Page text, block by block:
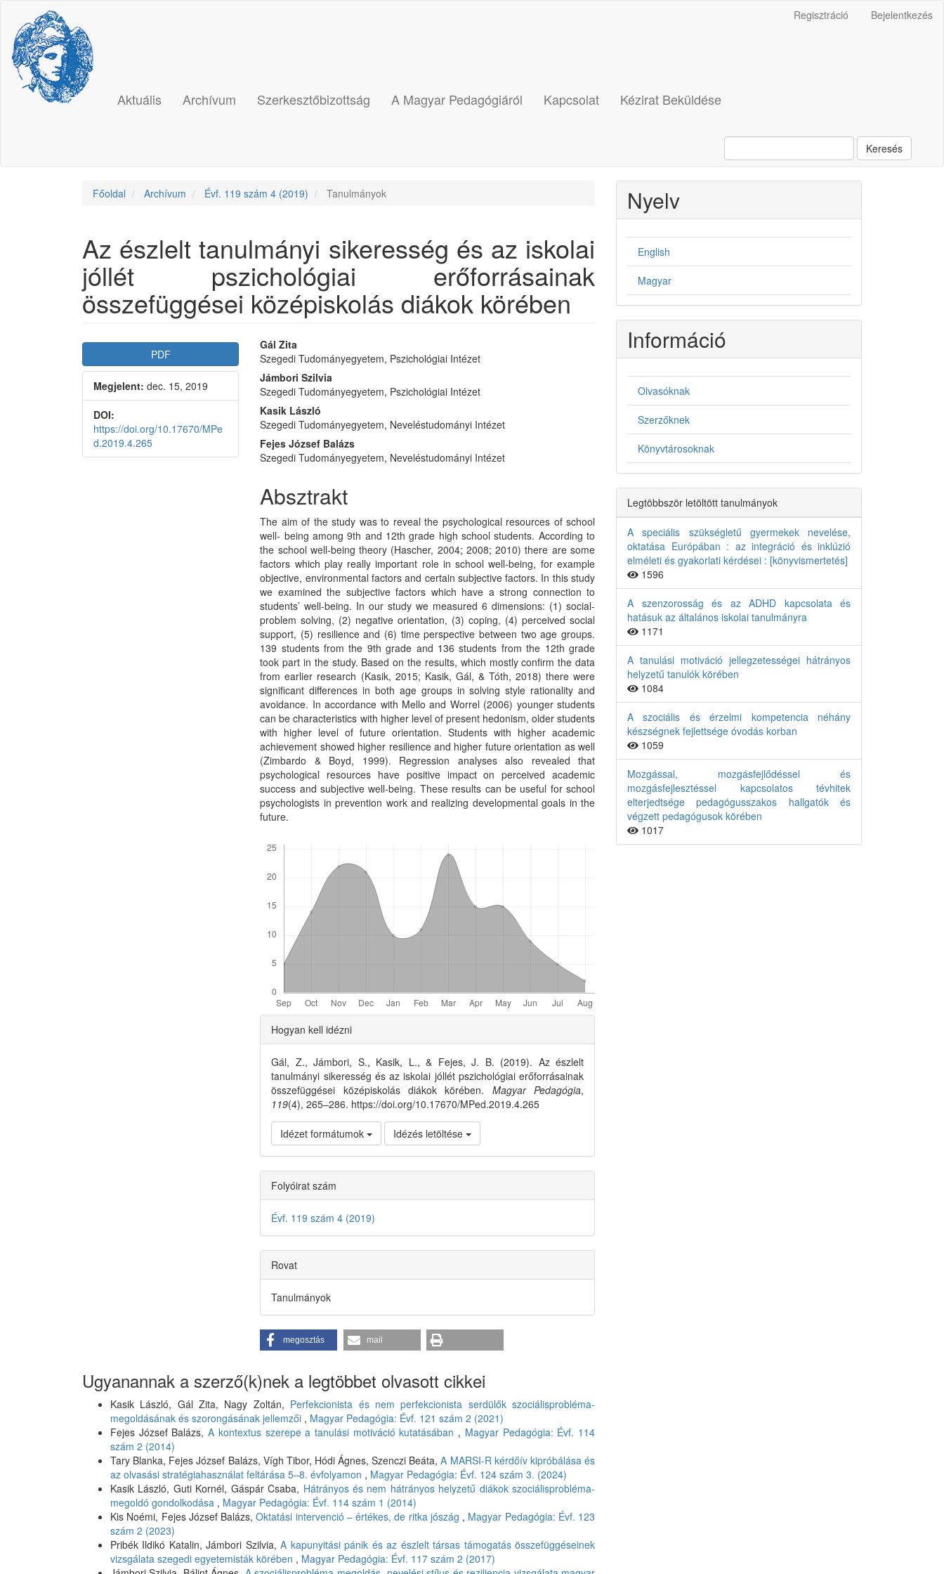
Navigation
Main
Content
Sidebar
Regisztráció Bejelentkezés
Aktuális Archívum Szerkesztőbizottság A Magyar Pedagógiáról Kapcsolat Kézirat Beküldése
Keresés
Főoldal Archívum Évf. 119 szám 4 (2019) Tanulmányok
Az észlelt tanulmányi sikeresség és az iskolai
jóllét pszichológiai erőforrásainak
összefüggései középiskolás diákok körében
Article
Sidebar
PDF
Megjelent: dec. 15, 2019
DOI:
https://doi.org/10.17670/MPe
d.2019.4.265
Main
Article
Content
Gál Zita
Szegedi Tudományegyetem, Pszichológiai Intézet
Jámbori Szilvia
Szegedi Tudományegyetem, Pszichológiai Intézet
Kasik László
Szegedi Tudományegyetem, Neveléstudományi Intézet
Fejes József Balázs
Szegedi Tudományegyetem, Neveléstudományi Intézet
Absztrakt
The aim of the study was to reveal the psychological resources of school
well- being among 9th and 12th grade high school students. According to
the school well-being theory (Hascher, 2004; 2008; 2010) there are some
factors which play really important role in school well-being, for example
objective, environmental factors and certain subjective factors. In this study
we examined the subjective factors which have a strong connection to
students’ well-being. In our study we measured 6 dimensions: (1) social-
problem solving, (2) negative orientation, (3) coping, (4) perceived social
support, (5) resilience and (6) time perspective between two age groups.
139 students from the 9th grade and 136 students from the 12th grade
took part in the study. Based on the results, which mostly confirm the data
from earlier research (Kasik, 2015; Kasik, Gál, & Tóth, 2018) there were
significant differences in both age groups in solving style rationality and
avoidance. In accordance with Mello and Worrel (2006) younger students
can be characteristics with higher level of present hedonism, older students
with higher level of future orientation. Students with higher academic
achievement showed higher resilience and higher future orientation as well
(Zimbardo & Boyd, 1999). Regression analyses also revealed that
psychological resources have positive impact on perceived academic
success and subjective well-being. These results can be useful for school
psychologists in prevention work and realizing developmental goals in the
future.
Article
Details
Hogyan kell idézni
Gál, Z., Jámbori, S., Kasik, L., & Fejes, J. B. (2019). Az észlelt
tanulmányi sikeresség és az iskolai jóllét pszichológiai erőforrásainak
összefüggései középiskolás diákok körében. Magyar Pedagógia,
119(4), 265–286. https://doi.org/10.17670/MPed.2019.4.265
Idézet formátumok Idézés letöltése
Folyóirat szám
Évf. 119 szám 4 (2019)
Rovat
Tanulmányok
megosztás mail
Ugyanannak a szerző(k)nek a legtöbbet olvasott cikkei
Kasik László, Gál Zita, Nagy Zoltán, Perfekcionista és nem perfekcionista serdülők szociálisprobléma-
megoldásának és szorongásának jellemzői , Magyar Pedagógia: Évf. 121 szám 2 (2021)
Fejes József Balázs,A kontextus szerepe a tanulási motiváció kutatásában , Magyar Pedagógia: Évf. 114
szám 2 (2014)
Tary Blanka, Fejes József Balázs, Vígh Tibor, Hódi Ágnes, Szenczi Beáta,A MARSI-R kérdőív kipróbálása és
az olvasási stratégiahasználat feltárása 5–8. évfolyamon , Magyar Pedagógia: Évf. 124 szám 3. (2024)
Kasik László, Guti Kornél, Gáspár Csaba, Hátrányos és nem hátrányos helyzetű diákok szociálisprobléma-
megoldó gondolkodása , Magyar Pedagógia: Évf. 114 szám 1 (2014)
Kis Noémi, Fejes József Balázs,Oktatási intervenció – értékes, de ritka jószág , Magyar Pedagógia: Évf. 123
szám 2 (2023)
Pribék Ildikó Katalin, Jámbori Szilvia,A kapunyitási pánik és az észlelt társas támogatás összefüggéseinek
vizsgálata szegedi egyetemisták körében , Magyar Pedagógia: Évf. 117 szám 2 (2017)
Nyelv
English
Magyar
Információ
Olvasóknak
Szerzőknek
Könyvtárosoknak
Legtöbbször letöltött tanulmányok
A speciális szükségletű gyermekek nevelése,
oktatása Európában : az integráció és inklúzió
elméleti és gyakorlati kérdései : [könyvismertetés]
1596
A szenzorosság és az ADHD kapcsolata és
hatásuk az általános iskolai tanulmányra
1171
A tanulási motiváció jellegzetességei hátrányos
helyzetű tanulók körében
1084
A szociális és érzelmi kompetencia néhány
készségnek fejlettsége óvodás korban
1059
Mozgással, mozgásfejlődéssel és
mozgásfejlesztéssel kapcsolatos tévhitek
elterjedtsége pedagógusszakos hallgatók és
végzett pedagógusok körében
1017